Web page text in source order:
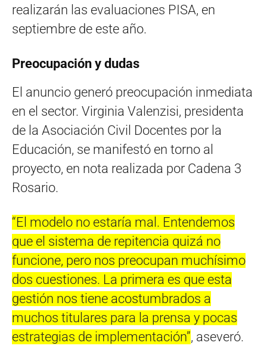
realizarán las evaluaciones PISA, en
septiembre de este año.
Preocupación y dudas
El anuncio generó preocupación inmediata
en el sector. Virginia Valenzisi, presidenta
de la Asociación Civil Docentes por la
Educación, se manifestó en torno al
proyecto, en nota realizada por Cadena 3
Rosario.
“El modelo no estaría mal. Entendemos
que el sistema de repitencia quizá no
funcione, pero nos preocupan muchísimo
dos cuestiones. La primera es que esta
gestión nos tiene acostumbrados a
muchos titulares para la prensa y pocas
estrategias de implementación”, aseveró.